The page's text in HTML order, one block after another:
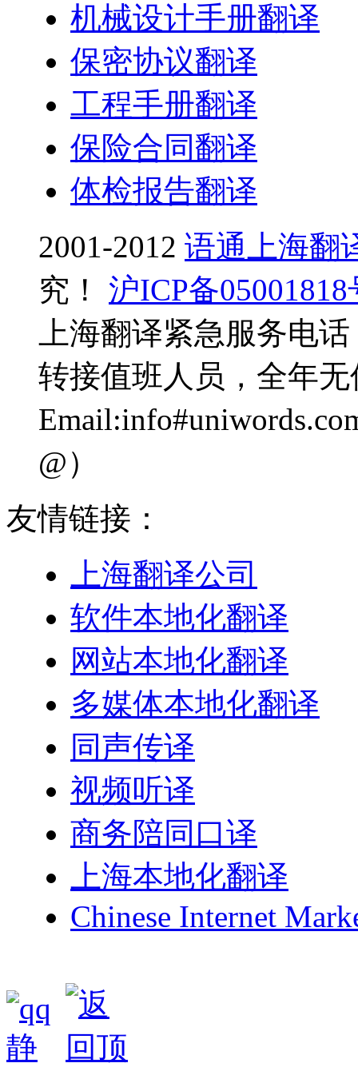
机械设计手册翻译
保密协议翻译
工程手册翻译
保险合同翻译
体检报告翻译
2001-2012 语通上海翻
究！
沪ICP备05001818
上海翻译紧急服务电
转接值班人员，全年无
@）
友情链接：
上海翻译公司
软件本地化翻译
网站本地化翻译
多媒体本地化翻译
同声传译
视频听译
商务陪同口译
上海本地化翻译
Chinese Internet